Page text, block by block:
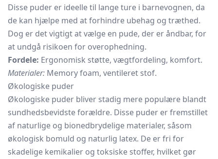
Disse puder er ideelle til lange ture i barnevognen, da
de kan hjælpe med at forhindre ubehag og træthed.
Dog er det vigtigt at vælge en pude, der er åndbar, for
at undgå risikoen for overophedning.
Fordele: Ergonomisk støtte, vægtfordeling, komfort.
Materialer: Memory foam, ventileret stof.
Økologiske puder
Økologiske puder bliver stadig mere populære blandt
sundhedsbevidste forældre. Disse puder er fremstillet
af naturlige og bionedbrydelige materialer, såsom
økologisk bomuld og naturlig latex. De er fri for
skadelige kemikalier og toksiske stoffer, hvilket gør